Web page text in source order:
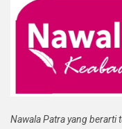
Nawala Patra yang berarti